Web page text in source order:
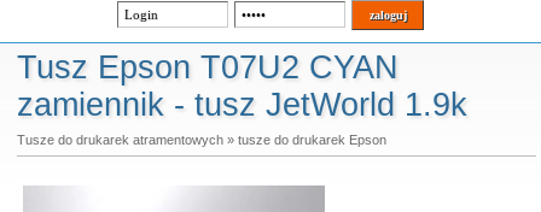
Tusz Epson T07U2 CYAN
zamiennik - tusz JetWorld 1.9k
Tusze do drukarek atramentowych» tusze do drukarek Epson